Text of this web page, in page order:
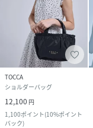
TOCCA
ショルダーバッグ
12,100 円
1,100ポイント(10%ポイント
バック)